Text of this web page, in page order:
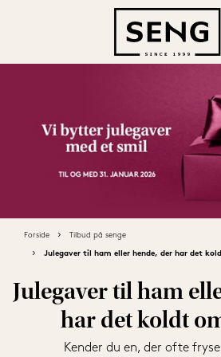
Forside Tilbud på senge
Julegaver til ham eller hende, der har det
Julegaver til ham
har det koldt
Kender du en, der ofte